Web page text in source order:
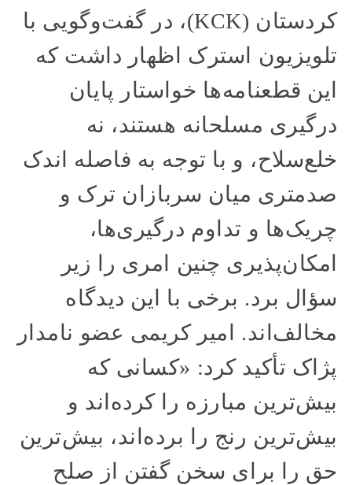
کردستان (KCK)، در گفت‌وگویی با
تلویزیون استرک اظهار داشت که
این قطعنامه‌ها خواستار پایان
درگیری مسلحانه هستند، نه
خلع‌سلاح، و با توجه به فاصله اندک
صدمتری میان سربازان ترک و
چریک‌ها و تداوم درگیری‌ها،
امکان‌پذیری چنین امری را زیر
سؤال برد. برخی با این دیدگاه
مخالف‌اند. امیر کریمی عضو نامدار
پژاک تأکید کرد: «کسانی که
بیش‌ترین مبارزه را کرده‌اند و
بیش‌ترین رنج را برده‌اند، بیش‌ترین
حق را برای سخن گفتن از صلح